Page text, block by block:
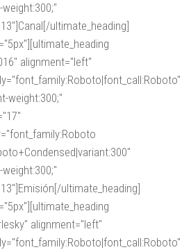
ultimate_heading]
alignment="left"
weight:300;"
ultimate_heading]
alignment="left"